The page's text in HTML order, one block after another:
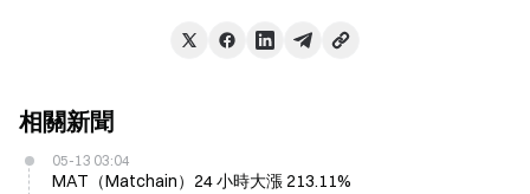
相關新聞
05-13 03:04
MAT（Matchain）24 小時大漲 213.11%